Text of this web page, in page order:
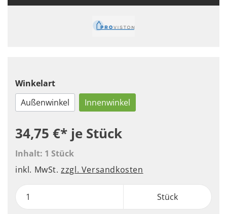
Winkelart
Außenwinkel
Innenwinkel
34,75 €* je Stück
Inhalt: 1 Stück
inkl. MwSt.zzgl. Versandkosten
Stück